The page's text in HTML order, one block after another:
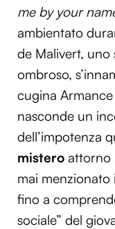
me by your
ambientato
de Malivert,
ombroso,
cugina
nasconde un
dell’impotenza
mistero attorno
mai menzionato
fino a
sociale” del